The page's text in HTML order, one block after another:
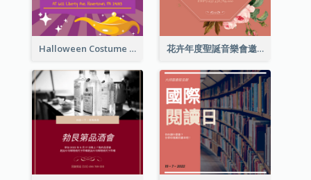
Halloween Costume Party Invitation 花卉年度聖誕音樂會邀請函